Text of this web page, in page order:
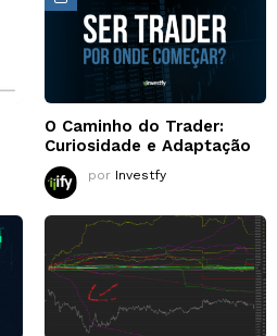
O Caminho do Trader:
Curiosidade e Adaptação
por Investfy